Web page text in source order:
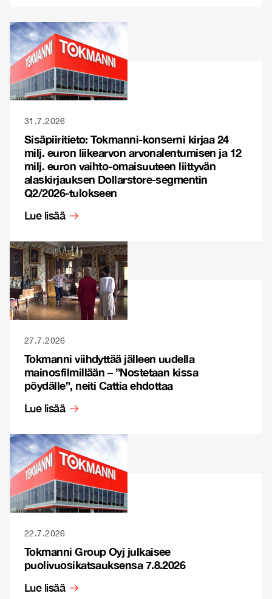
31.7.2026
Sisäpiiritieto: Tokmanni-konserni kirjaa 24
milj. euron liikearvon arvonalentumisen ja 12
milj. euron vaihto-omaisuuteen liittyvän
alaskirjauksen Dollarstore-segmentin
Q2/2026-tulokseen
Lue lisää
27.7.2026
Tokmanni viihdyttää jälleen uudella
mainosfilmillään – ”Nostetaan kissa
pöydälle”, neiti Cattia ehdottaa
Lue lisää
22.7.2026
Tokmanni Group Oyj julkaisee
puolivuosikatsauksensa 7.8.2026
Lue lisää